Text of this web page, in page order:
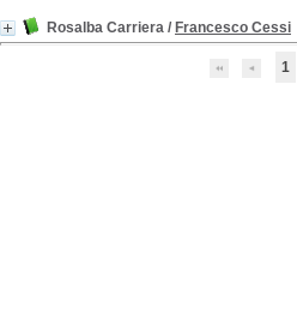
Rosalba Carriera / Francesco Cessi
1